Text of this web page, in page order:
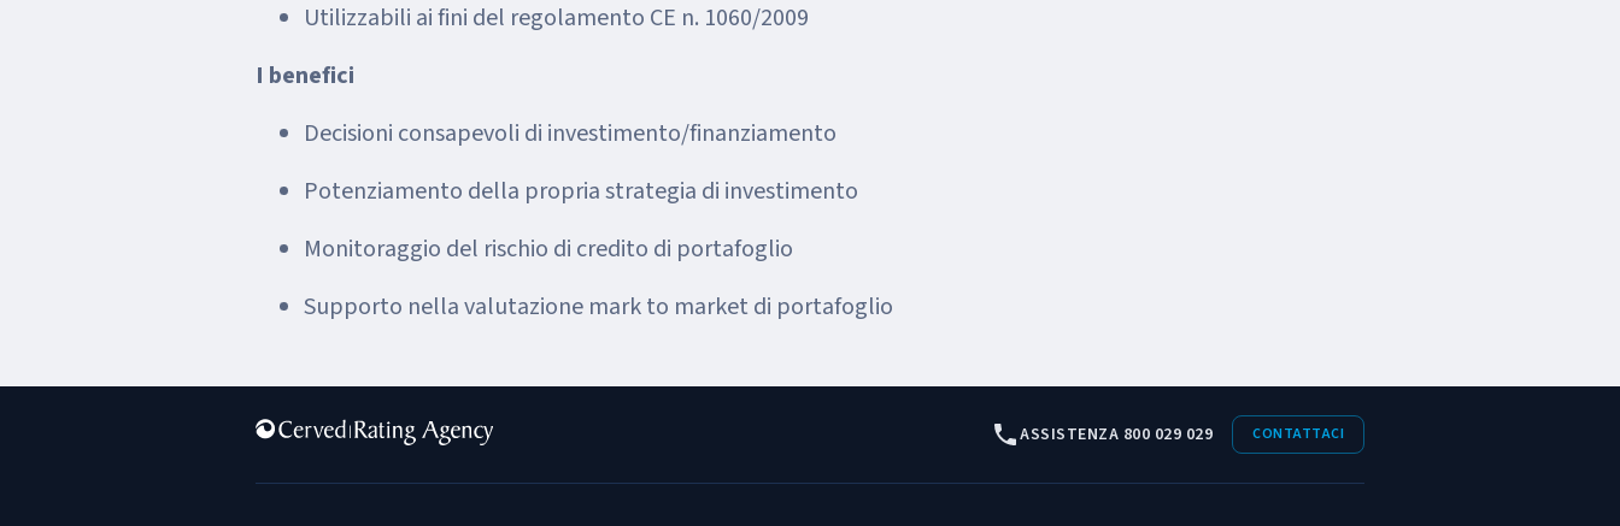
Utilizzabili ai fini del regolamento CE n. 1060/2009
I benefici
Decisioni consapevoli di investimento/finanziamento
Potenziamento della propria strategia di investimento
Monitoraggio del rischio di credito di portafoglio
Supporto nella valutazione mark to market di portafoglio
ASSISTENZA 800 029 029 CONTATTACI